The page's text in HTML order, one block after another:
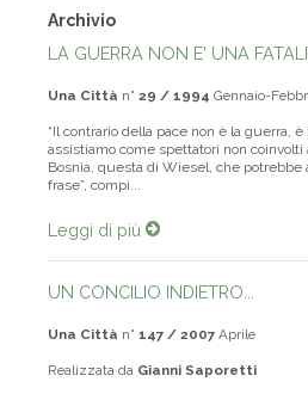
Archivio
LA GUERRA NON E' UNA
Una Città n° 29 / 1994 Gennaio-
“Il contrario della pace non è la guerra, è
assistiamo come spettatori non
Bosnia, questa di Wiesel, che potrebbe
frase”, compi...
Leggi di più
UN CONCILIO INDIETRO...
Una Città n° 147 / 2007 Aprile
Realizzata da Gianni Saporetti